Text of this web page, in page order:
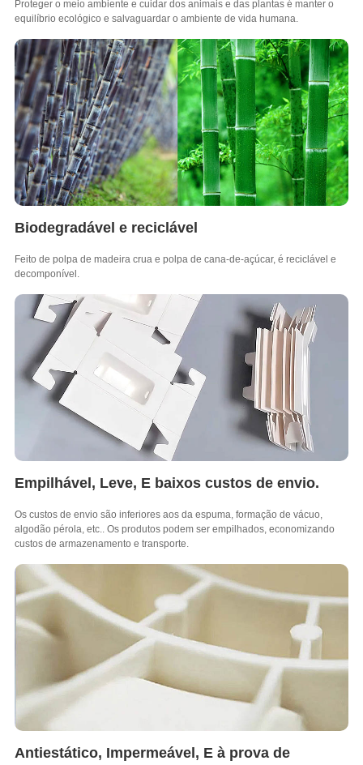
Proteger o meio ambiente e cuidar dos animais e das plantas é manter o
equilíbrio ecológico e salvaguardar o ambiente de vida humana.
Biodegradável e reciclável
Feito de polpa de madeira crua e polpa de cana-de-açúcar, é reciclável e
decomponível.
Empilhável, Leve, E baixos custos de envio.
Os custos de envio são inferiores aos da espuma, formação de vácuo,
algodão pérola, etc.. Os produtos podem ser empilhados, economizando
custos de armazenamento e transporte.
Antiestático, Impermeável, E à prova de